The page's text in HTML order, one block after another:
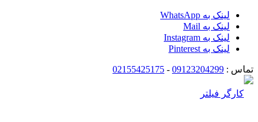
لینک به WhatsApp
لینک به Mail
لینک به Instagram
لینک به Pinterest
تماس : 09123204299
-
02155425175